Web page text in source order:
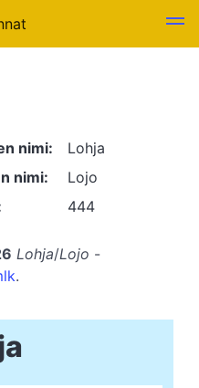
nimi:
Lohja
nimi:
Lojo
444
Lohja/Lojo -
.